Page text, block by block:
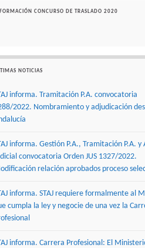
CONCURSO DE TRASLADO 2020
NOTICIAS
informa. Tramitación P.A. convocatoria
2022. Nombramiento y adjudicación
informa. Gestión P.A., Tramitación P.A. y
convocatoria Orden JUS 1327/2022.
relación aprobados proceso
informa. STAJ requiere formalmente al
cumpla la ley y negocie de una vez la
informa. Carrera Profesional: El